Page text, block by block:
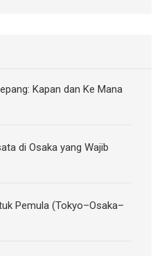
Kapan dan Ke Mana
di Osaka yang Wajib
Pemula (Tokyo–Osaka–